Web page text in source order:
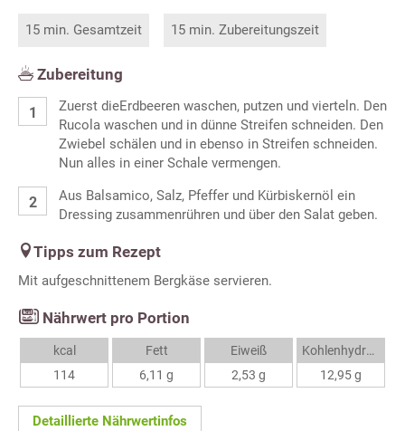
15 min. Gesamtzeit 15 min. Zubereitungszeit
Zubereitung
Zuerst dieErdbeeren waschen, putzen und vierteln. Den
Rucola waschen und in dünne Streifen schneiden. Den
Zwiebel schälen und in ebenso in Streifen schneiden.
Nun alles in einer Schale vermengen.
Aus Balsamico, Salz, Pfeffer und Kürbiskernöl ein
Dressing zusammenrühren und über den Salat geben.
Tipps zum Rezept
Mit aufgeschnittenem Bergkäse servieren.
Nährwert pro Portion
kcal
114
Fett
6,11 g
Eiweiß
2,53 g
Kohlenhydrate
12,95 g
Detaillierte Nährwertinfos